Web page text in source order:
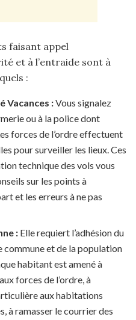
faisant appel
et à l’entraide sont à
:
Vacances :Vous signalez
ou à la police dont
forces de l’ordre effectuent
pour surveiller les lieux. Ces
technique des vols vous
sur les points à
et les erreurs à ne pas
: Elle requiert l’adhésion du
et de la population
habitant est amené à
forces de l’ordre, à
aux habitations
à ramasser le courrier des